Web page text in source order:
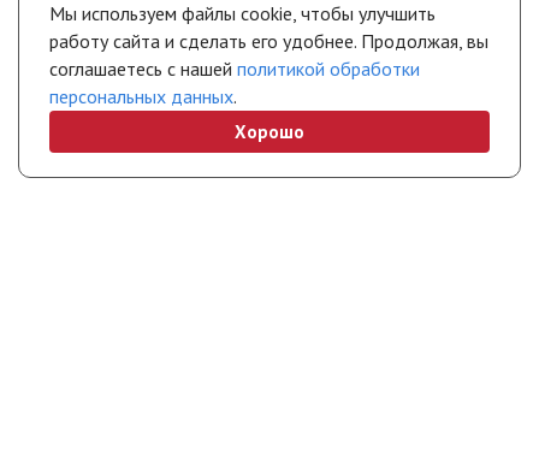
Мы используем файлы cookie, чтобы улучшить
работу сайта и сделать его удобнее. Продолжая, вы
соглашаетесь с нашей политикой обработки
персональных данных.
Хорошо